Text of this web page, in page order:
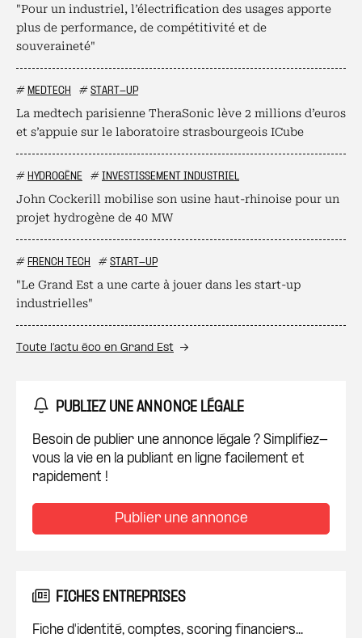
"Pour un industriel, l’électrification des usages apporte
plus de performance, de compétitivité et de
souveraineté"
# MEDTECH # START-UP
La medtech parisienne TheraSonic lève 2 millions d’euros
et s’appuie sur le laboratoire strasbourgeois ICube
# HYDROGÈNE # INVESTISSEMENT INDUSTRIEL
John Cockerill mobilise son usine haut-rhinoise pour un
projet hydrogène de 40 MW
# FRENCH TECH # START-UP
"Le Grand Est a une carte à jouer dans les start-up
industrielles"
Toute l’actu éco en Grand Est
PUBLIEZ UNE ANNONCE LÉGALE
Besoin de publier une annonce légale ? Simplifiez-
vous la vie en la publiant en ligne facilement et
rapidement !
Publier une annonce
FICHES ENTREPRISES
Fiche d'identité, comptes, scoring financiers...